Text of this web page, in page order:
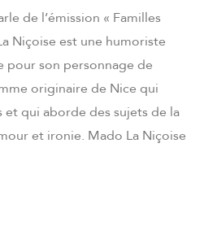
de l’émission « Familles
Niçoise est une humoriste
pour son personnage de
originaire de Nice qui
et qui aborde des sujets de la
et ironie. Mado La Niçoise